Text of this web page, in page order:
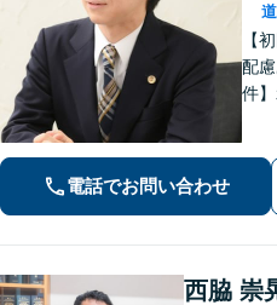
道
【
配
件
経
徒
電話でお問い合わせ
西脇 崇